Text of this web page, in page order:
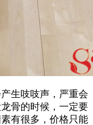
生吱吱声，严重会
骨的时候，一定要
有很多，价格只能